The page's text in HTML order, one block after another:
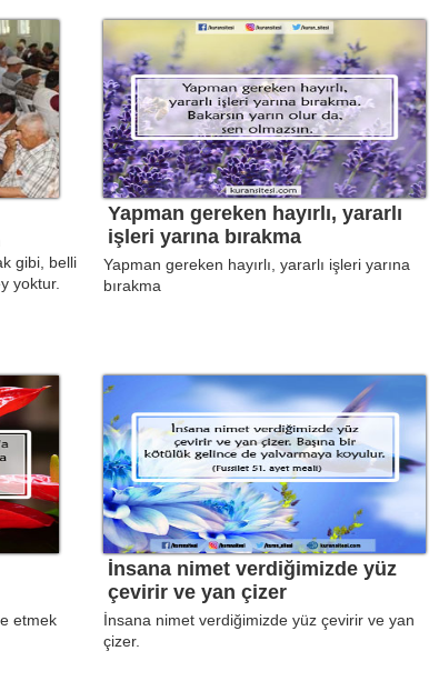
gibi, belli
yoktur.
Yapman gereken hayırlı, yararlı
işleri yarına bırakma
Yapman gereken hayırlı, yararlı işleri yarına
bırakma
etmek
İnsana nimet verdiğimizde yüz
çevirir ve yan çizer
İnsana nimet verdiğimizde yüz çevirir ve yan
çizer.